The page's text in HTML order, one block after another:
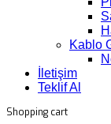
Kablo
İletişim
Teklif Al
Shopping cart